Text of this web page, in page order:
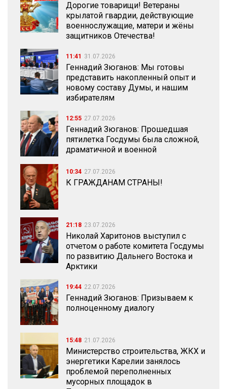
Дорогие товарищи! Ветераны
крылатой гвардии, действующие
военнослужащие, матери и жёны
защитников Отечества!
11:41 31.07.2026
Геннадий Зюганов: Мы готовы
представить накопленный опыт и
новому составу Думы, и нашим
избирателям
12:55 27.07.2026
Геннадий Зюганов: Прошедшая
пятилетка Госдумы была сложной,
драматичной и военной
10:34 27.07.2026
К ГРАЖДАНАМ СТРАНЫ!
21:18 23.07.2026
Николай Харитонов выступил с
отчетом о работе комитета Госдумы
по развитию Дальнего Востока и
Арктики
19:44 22.07.2026
Геннадий Зюганов: Призываем к
полноценному диалогу
15:48 21.07.2026
Министерство строительства, ЖКХ и
энергетики Карелии занялось
проблемой переполненных
мусорных площадок в